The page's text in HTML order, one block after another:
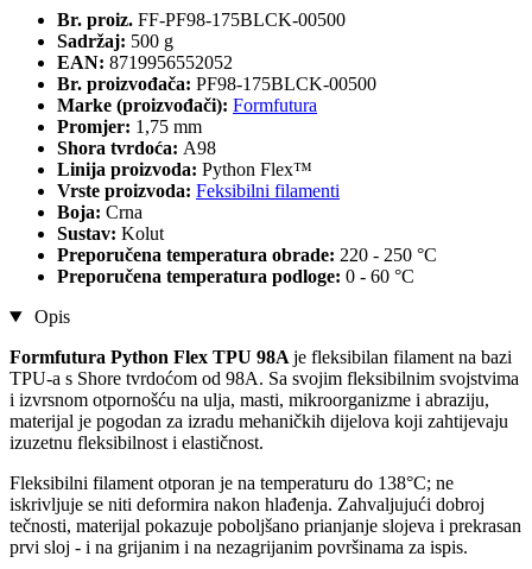
Br. proiz. FF-PF98-175BLCK-00500
Sadržaj: 500 g
EAN: 8719956552052
Br. proizvođača: PF98-175BLCK-00500
Marke (proizvođači): Formfutura
Promjer: 1,75 mm
Shora tvrdoća: A98
Linija proizvoda: Python Flex™
Vrste proizvoda: Feksibilni filamenti
Boja: Crna
Sustav: Kolut
Preporučena temperatura obrade: 220 - 250 °C
Preporučena temperatura podloge: 0 - 60 °C
Opis
Formfutura Python Flex TPU 98A je fleksibilan filament na bazi
TPU-a s Shore tvrdoćom od 98A. Sa svojim fleksibilnim svojstvima
i izvrsnom otpornošću na ulja, masti, mikroorganizme i abraziju,
materijal je pogodan za izradu mehaničkih dijelova koji zahtijevaju
izuzetnu fleksibilnost i elastičnost.
Fleksibilni filament otporan je na temperaturu do 138°C; ne
iskrivljuje se niti deformira nakon hlađenja. Zahvaljujući dobroj
tečnosti, materijal pokazuje poboljšano prianjanje slojeva i prekrasan
prvi sloj - i na grijanim i na nezagrijanim površinama za ispis.